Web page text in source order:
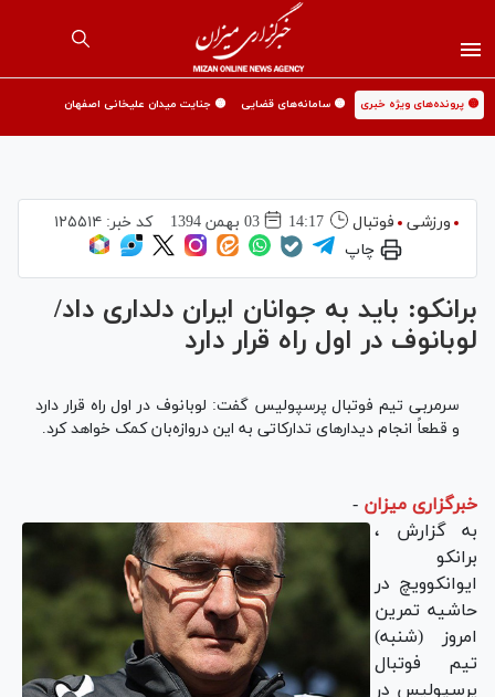
🟡 پرونده‌های ویژه خبری 🟡 سامانه‌های قضایی 🟡 جنایت میدان علیخانی اصفهان
ورزشی فوتبال 14:17 03 بهمن 1394 کد خبر: ۱۲۵۵۱۴
چاپ
برانکو: باید به جوانان ایران دلداری داد/
لوبانوف در اول راه قرار دارد
سرمربی تیم فوتبال پرسپولیس گفت: لوبانوف در اول راه قرار دارد
و قطعاً انجام دیدارهای تدارکاتی به این دروازه‌بان کمک خواهد کرد.
خبرگزاری میزان -
به گزارش ،
برانکو
ایوانکوویچ در
حاشیه تمرین
امروز (شنبه)
تیم فوتبال
پرسپولیس در